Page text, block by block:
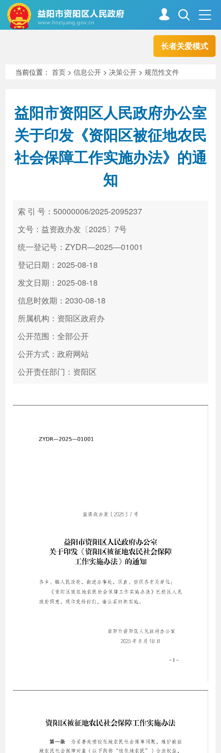
长者关爱模式
走进资阳
新闻中心 解读回应
高效办成一件事
当前位置：首页 >信息公开 >决策公开 >规范性文件
益阳市资阳区人民政府办公室
关于印发《资阳区被征地农民
社会保障工作实施办法》的通
知
索 引 号：50000006/2025-2095237
文号：益资政办发〔2025〕7号
统一登记号：ZYDR—2025—01001
登记日期：2025-08-18
发文日期：2025-08-18
信息时效期：2030-08-18
所属机构：资阳区政府办
公开范围：全部公开
公开方式：政府网站
公开责任部门：资阳区